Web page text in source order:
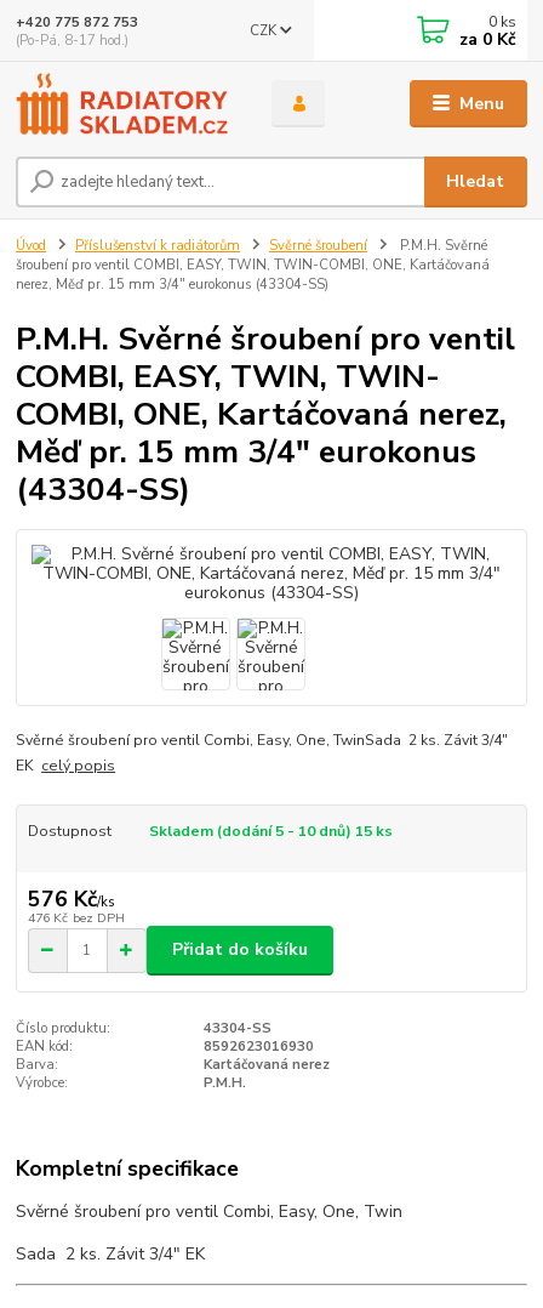
Menu
CZK
Hledat
+420 775 872 753
(Po-Pá, 8-17 hod.)
0 ks
za 0 Kč
Úvod Příslušenství k radiátorům Svěrné šroubení
P.M.H. Svěrné
šroubení pro ventil COMBI, EASY, TWIN, TWIN-COMBI, ONE, Kartáčovaná
nerez, Měď pr. 15 mm 3/4" eurokonus (43304-SS)
P.M.H. Svěrné šroubení pro ventil
COMBI, EASY, TWIN, TWIN-
COMBI, ONE, Kartáčovaná nerez,
Měď pr. 15 mm 3/4" eurokonus
(43304-SS)
Svěrné šroubení pro ventil Combi, Easy, One, TwinSada 2 ks. Závit 3/4"
EK celý popis
Dostupnost Skladem (dodání 5 - 10 dnů) 15 ks
576 Kč/ks
476 Kč bez DPH
Přidat do košíku
Číslo produktu:
43304-SS
EAN kód:
8592623016930
Barva:
Kartáčovaná nerez
Výrobce:
P.M.H.
Kompletní specifikace
Svěrné šroubení pro ventil Combi, Easy, One, Twin
Sada 2 ks. Závit 3/4" EK